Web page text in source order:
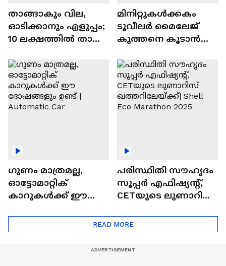
താങ്ങാകും വില,
ഓടിക്കാനും എളുപ്പം;
10 ലക്ഷത്തിൽ താഴെ
ഓട്ടോമാറ്റിക്ക്
എസ്‍യുവികൾ
മിനിറ്റുകൾക്കകം
ടൂവീലർ മൈലേജ്
കുത്തനെ കൂടാൻ
ഗുണം മാത്രമല്ല,
ഓട്ടോമാറ്റിക്
കാറുകൾക്ക് ഈ
പരിസ്ഥിതി സൗഹൃദം
സൂപ്പർ എഫിഷ്യന്റ്,
CETയുടെ ലുണാറിസ്
Eco Marathon 2025
READ MORE